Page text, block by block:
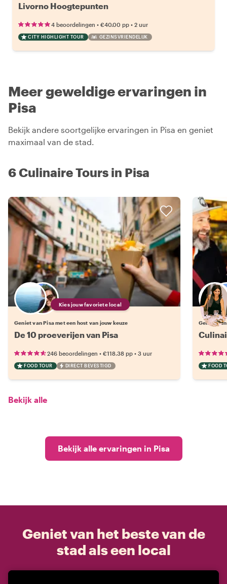
Livorno Hoogtepunten
4 beoordelingen • €40.00 pp • 2 uur
CITY HIGHLIGHT TOUR GEZINSVRIENDELIJK
Meer geweldige ervaringen in
Pisa
Bekijk andere soortgelijke ervaringen in Pisa en geniet
maximaal van de stad.
6 Culinaire Tours in Pisa
Kies jouw favoriete local
Geniet van Pisa met een host van jouw keuze
De 10 proeverijen van Pisa
246 beoordelingen • €118.38 pp • 3 uur
FOOD TOUR DIRECT BEVESTIGD
Geniet
FOOD
Bekijk alle
Bekijk alle ervaringen in Pisa
Geniet van het beste van de
stad als een local